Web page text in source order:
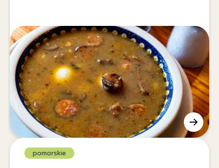
spożywanie nie tylko mięsa, ale i nabiału
oraz tłuszczów roślinnych. Na Kujawach
świętowali koniec ograniczeń w głośny
sposób.
pomorskie